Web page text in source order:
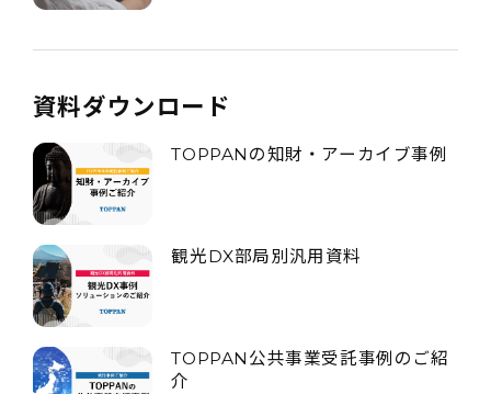
資料ダウンロード
TOPPANの知財・アーカイブ事例
観光DX部局別汎用資料
TOPPAN公共事業受託事例のご紹
介